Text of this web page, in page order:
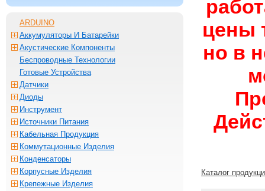
цены
но в
Каталог
ARDUINO
Аккумуляторы И Батарейки
Акустические Компоненты
Беспроводные Технологии
Готовые Устройства
Датчики
Диоды
Инструмент
Источники Питания
Кабельная Продукция
Коммутационные Изделия
Конденсаторы
Корпусные Изделия
Крепежные Изделия